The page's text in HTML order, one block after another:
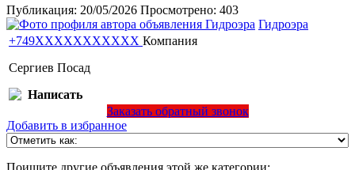
Публикация: 20/05/2026 Просмотрено: 403
Гидроэра
+749XXXXXXXXXXX Компания
Сергиев Посад
Написать
Заказать обратный звонок
Добавить в избранное
Поищите другие объявления этой же категории: